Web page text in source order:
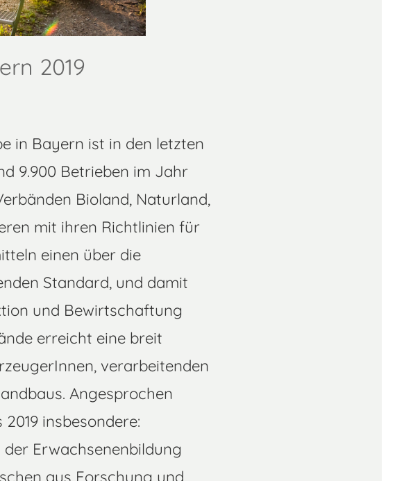
2019
in Bayern ist in den letzten
9.900 Betrieben im Jahr
Bioland, Naturland,
mit ihren Richtlinien für
einen über die
Standard, und damit
und Bewirtschaftung
erreicht eine breit
verarbeitenden
Angesprochen
insbesondere:
Erwachsenenbildung
aus Forschung und